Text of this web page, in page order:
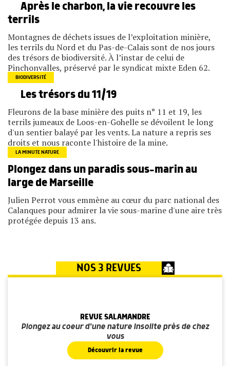
Après le charbon, la vie recouvre les
terrils
Montagnes de déchets issues de l’exploitation minière,
les terrils du Nord et du Pas-de-Calais sont de nos jours
des trésors de biodiversité. À l’instar de celui de
Pinchonvalles, préservé par le syndicat mixte Eden 62.
BIODIVERSITÉ
Les trésors du 11/19
Fleurons de la base minière des puits n° 11 et 19, les
terrils jumeaux de Loos-en-Gohelle se dévoilent le long
d'un sentier balayé par les vents. La nature a repris ses
droits et nous raconte l'histoire de la mine.
LA MINUTE NATURE
Plongez dans un paradis sous-marin au
large de Marseille
Julien Perrot vous emmène au cœur du parc national des
Calanques pour admirer la vie sous-marine d'une aire très
protégée depuis 13 ans.
NOS 3 REVUES
REVUE SALAMANDRE
Plongez au coeur d'une nature insolite près de chez
vous
Découvrir la revue